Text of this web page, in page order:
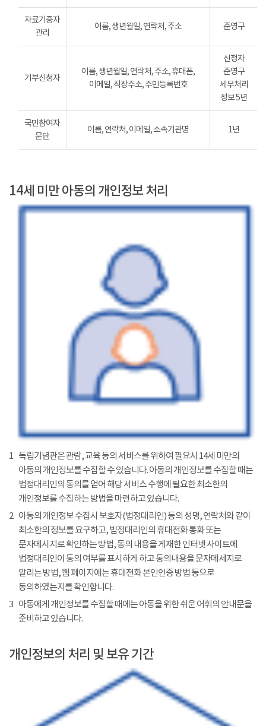
자료기증자
관리
이름, 생년월일, 연락처, 주소 준영구
기부신청자
이름, 생년월일, 연락처, 주소, 휴대폰,
이메일, 직장주소, 주민등록번호
신청자
준영구
세무처리
정보 5년
국민참여자
문단
이름, 연락처, 이메일, 소속기관명 1년
14세 미만 아동의 개인정보 처리
1 독립기념관은 관람, 교육 등의 서비스를 위하여 필요시 14세 미만의
아동의 개인정보를 수집할 수 있습니다. 아동의 개인정보를 수집할 때는
법정대리인의 동의를 얻어 해당 서비스 수행에 필요한 최소한의
개인정보를 수집하는 방법을 마련하고 있습니다.
2 아동의 개인정보 수집시 보호자(법정대리인) 등의 성명, 연락처와 같이
최소한의 정보를 요구하고, 법정대리인의 휴대전화 통화 또는
문자메시지로 확인하는 방법, 동의 내용을 게재한 인터넷 사이트에
법정대리인이 동의 여부를 표시하게 하고 동의내용을 문자메세지로
알리는 방법, 웹 페이지에는 휴대전화 본인인증 방법 등으로
동의하였는지를 확인합니다.
3 아동에게 개인정보를 수집할 때에는 아동을 위한 쉬운 어휘의 안내문을
준비하고 있습니다.
개인정보의 처리 및 보유 기간